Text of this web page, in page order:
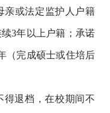
亲或法定监护人户籍
3年以上户籍；承诺
（完成硕士或住培后
得退档，在校期间不